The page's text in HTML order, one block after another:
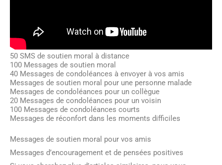
50 SMS de soutien moral à distance
100 Messages de soutien moral
40 Messages de condoléances à envoyer à vos amis
Messages de soutien moral pour une personne malade
Messages de condoléances pour un collègue
20 Messages de condoléances pour un voisin
100 Messages de condoléances courts
Messages de réconfort dans les moments difficiles
Messages de soutien moral pour vos amis
Messages d’encouragement et de pensées positives